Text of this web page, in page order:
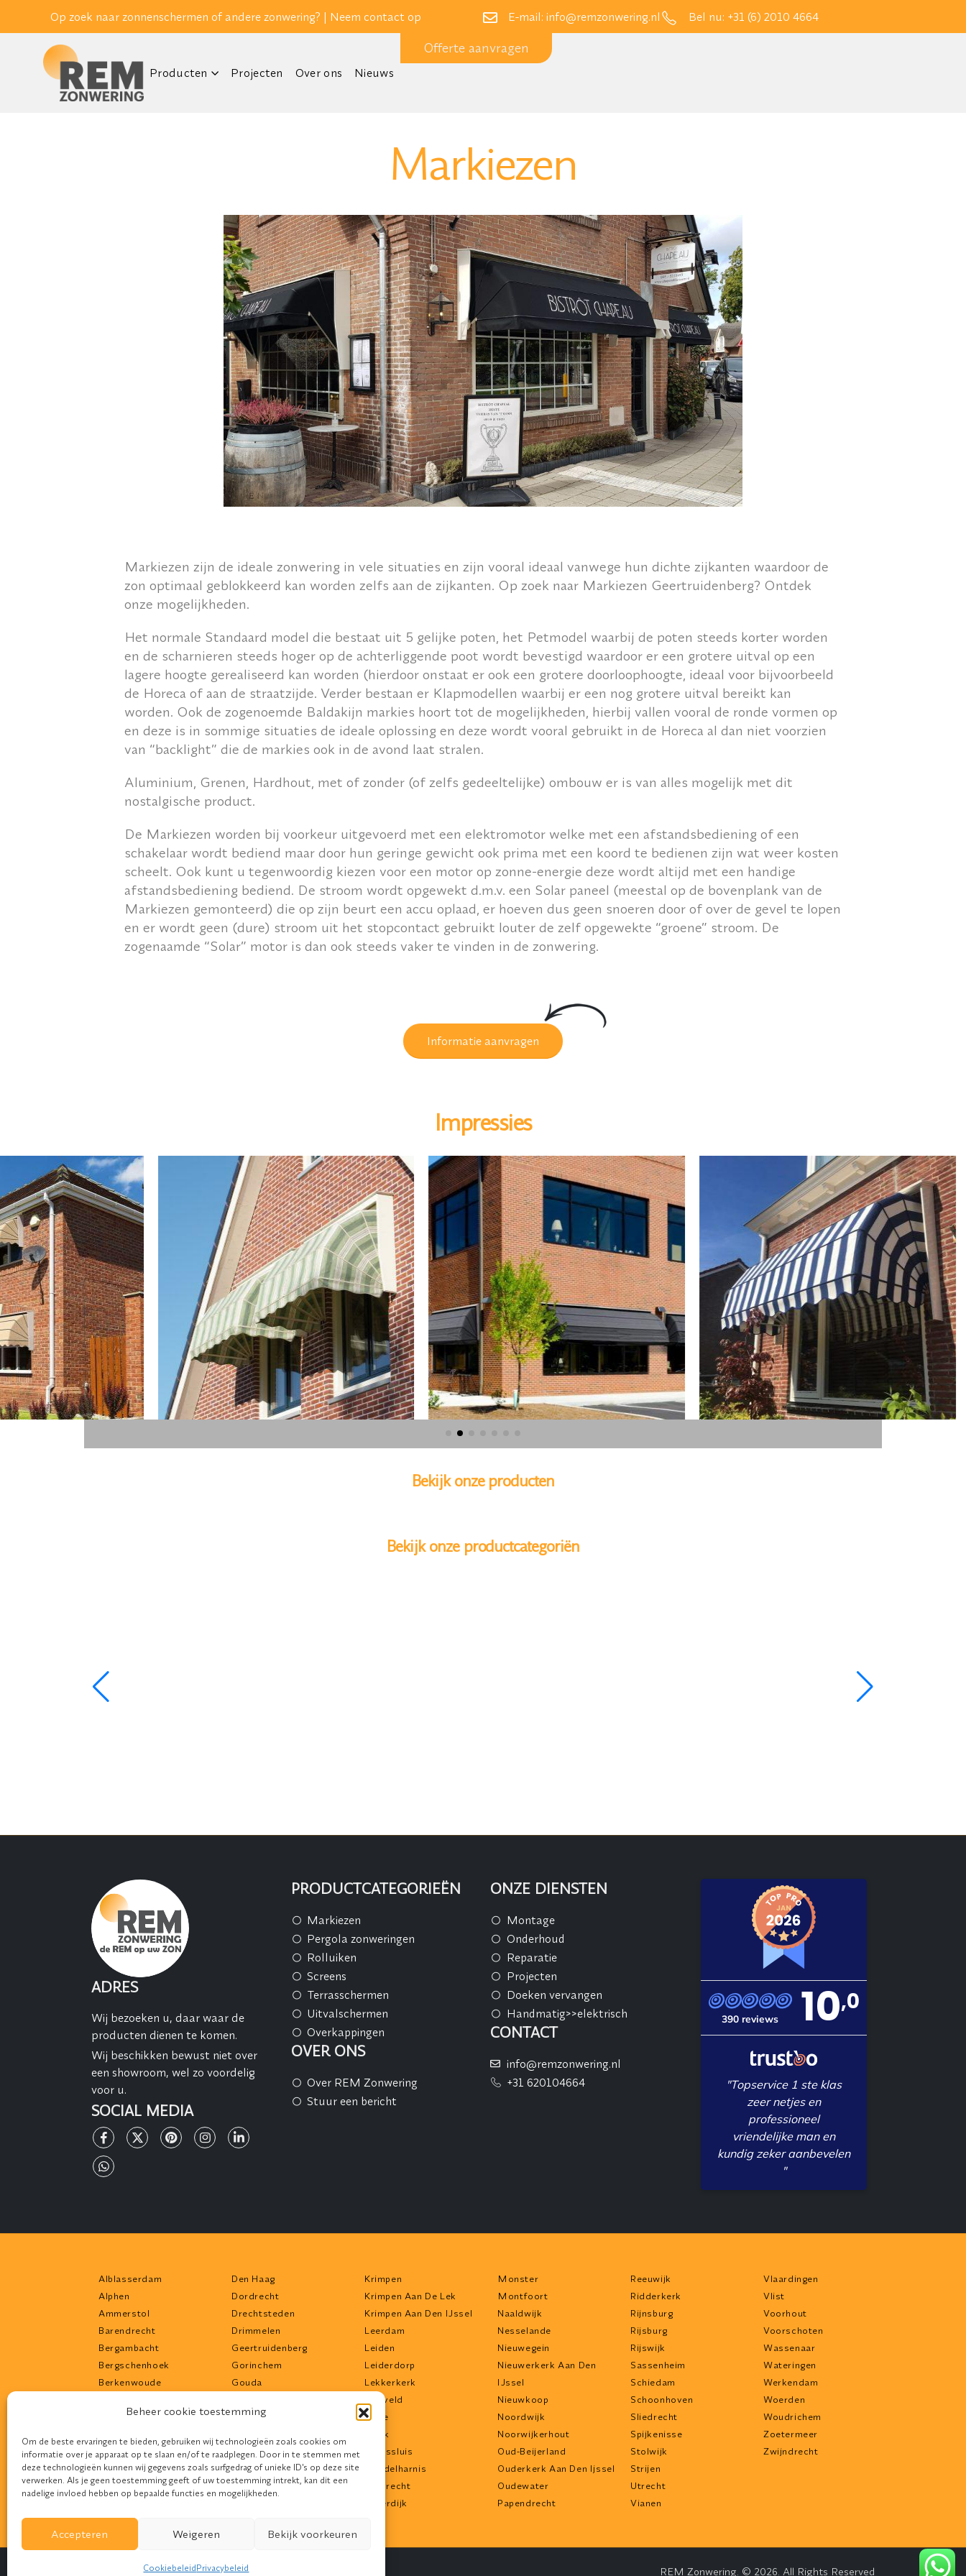
Beheer cookie toestemming
Om de beste ervaringen te bieden, gebruiken wij technologieën zoals cookies om
informatie over je apparaat op te slaan en/of te raadplegen. Door in te stemmen met
deze technologieën kunnen wij gegevens zoals surfgedrag of unieke ID's op deze site
verwerken. Als je geen toestemming geeft of uw toestemming intrekt, kan dit een
nadelige invloed hebben op bepaalde functies en mogelijkheden.
Accepteren Weigeren Bekijk voorkeuren
CookiebeleidPrivacybeleid
Op zoek naar zonnenschermen of andere zonwering? | Neem contact op E-mail: info@remzonwering.nl Bel nu: +31 (6) 2010 4664
Producten Projecten Over ons Nieuws
Offerte aanvragen
Markiezen
Markiezen zijn de ideale zonwering in vele situaties en zijn vooral ideaal vanwege hun dichte zijkanten waardoor de
zon optimaal geblokkeerd kan worden zelfs aan de zijkanten. Op zoek naar Markiezen Geertruidenberg? Ontdek
onze mogelijkheden.
Het normale Standaard model die bestaat uit 5 gelijke poten, het Petmodel waarbij de poten steeds korter worden
en de scharnieren steeds hoger op de achterliggende poot wordt bevestigd waardoor er een grotere uitval op een
lagere hoogte gerealiseerd kan worden (hierdoor onstaat er ook een grotere doorloophoogte, ideaal voor bijvoorbeeld
de Horeca of aan de straatzijde. Verder bestaan er Klapmodellen waarbij er een nog grotere uitval bereikt kan
worden. Ook de zogenoemde Baldakijn markies hoort tot de mogelijkheden, hierbij vallen vooral de ronde vormen op
en deze is in sommige situaties de ideale oplossing en deze wordt vooral gebruikt in de Horeca al dan niet voorzien
van “backlight” die de markies ook in de avond laat stralen.
Aluminium, Grenen, Hardhout, met of zonder (of zelfs gedeeltelijke) ombouw er is van alles mogelijk met dit
nostalgische product.
De Markiezen worden bij voorkeur uitgevoerd met een elektromotor welke met een afstandsbediening of een
schakelaar wordt bediend maar door hun geringe gewicht ook prima met een koord te bedienen zijn wat weer kosten
scheelt. Ook kunt u tegenwoordig kiezen voor een motor op zonne-energie deze wordt altijd met een handige
afstandsbediening bediend. De stroom wordt opgewekt d.m.v. een Solar paneel (meestal op de bovenplank van de
Markiezen gemonteerd) die op zijn beurt een accu oplaad, er hoeven dus geen snoeren door of over de gevel te lopen
en er wordt geen (dure) stroom uit het stopcontact gebruikt louter de zelf opgewekte “groene” stroom. De
zogenaamde “Solar” motor is dan ook steeds vaker te vinden in de zonwering.
Informatie aanvragen
Impressies
Bekijk onze producten
Bekijk onze productcategoriën
ADRES
Wij bezoeken u, daar waar de
producten dienen te komen.
Wij beschikken bewust niet over
een showroom, wel zo voordelig
voor u.
SOCIAL MEDIA
PRODUCTCATEGORIEËN
Markiezen
Pergola zonweringen
Rolluiken
Screens
Terrasschermen
Uitvalschermen
Overkappingen
OVER ONS
Over REM Zonwering
Stuur een bericht
ONZE DIENSTEN
Montage
Onderhoud
Reparatie
Projecten
Doeken vervangen
Handmatig>>elektrisch
CONTACT
info@remzonwering.nl
+31 620104664
390 reviews 10,0
"Topservice 1 ste klas
zeer netjes en
professioneel
vriendelijke man en
kundig zeker aanbevelen
"
Alblasserdam
Alphen
Ammerstol
Barendrecht
Bergambacht
Bergschenhoek
Berkenwoude
Bodegraven
Brielle
Capelle
De Lier
Den Haag
Dordrecht
Drechtsteden
Drimmelen
Geertruidenberg
Gorinchem
Gouda
Haastrecht
Hellevoetsluis
Hendrik-Ido-Ambacht
IJsselstein
Krimpen
Krimpen Aan De Lek
Krimpen Aan Den IJssel
Leerdam
Leiden
Leiderdorp
Lekkerkerk
Liesveld
Lisse
Lopik
Maassluis
Middelharnis
Mijdrecht
Moerdijk
Monster
Montfoort
Naaldwijk
Nesselande
Nieuwegein
Nieuwerkerk Aan Den
IJssel
Nieuwkoop
Noordwijk
Noorwijkerhout
Oud-Beijerland
Ouderkerk Aan Den Ijssel
Oudewater
Papendrecht
Reeuwijk
Ridderkerk
Rijnsburg
Rijsburg
Rijswijk
Sassenheim
Schiedam
Schoonhoven
Sliedrecht
Spijkenisse
Stolwijk
Strijen
Utrecht
Vianen
Vlaardingen
Vlist
Voorhout
Voorschoten
Wassenaar
Wateringen
Werkendam
Woerden
Woudrichem
Zoetermeer
Zwijndrecht
Design doorDevife REM Zonwering. © 2026. All Rights Reserved